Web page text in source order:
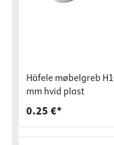
Häfele møbelgreb
mm hvid plast
0.25 €*